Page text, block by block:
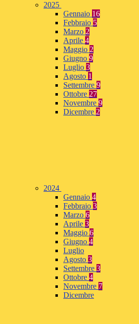
2025
Gennaio 16
Febbraio 5
Marzo 2
Aprile 4
Maggio 2
Giugno 9
Luglio 3
Agosto 1
Settembre 9
Ottobre 27
Novembre 9
Dicembre 2
2024
Gennaio 4
Febbraio 3
Marzo 6
Aprile 3
Maggio 6
Giugno 4
Luglio
Agosto 3
Settembre 3
Ottobre 4
Novembre 7
Dicembre